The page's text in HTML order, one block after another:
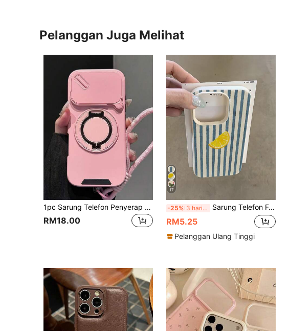
Pelanggan Juga Melihat
1pc Sarung Telefon Penyerap Hentakan dengan Pemegang Cincin Berputar dan Penutup Kamera Gelongsor, Serasi dengan Siri 17/16/15/14/13/Pro Max, Cengkerang Pelindung Lembut Tahan Lasak
RM18.00
17
-25% 3 hari lepas Sarung Telefon Fesyen Elemen Berjalur Biru Putih Mewah TPU Kalis Hentakan 1pc TPU Kalis Hentakan Corak Hirisan Lemon Berjalur Putih & Biru Liputan Penuh Sarung Telefon Fesyen Premium Serasi Dengan iPhone 16, 15, 14, 13, 12, 11 Pro Max Siri Versi Antarabangsa Bukan Versi Domestik Hadiah Hari Jadi Parti
RM5.25
Pelanggan Ulang Tinggi